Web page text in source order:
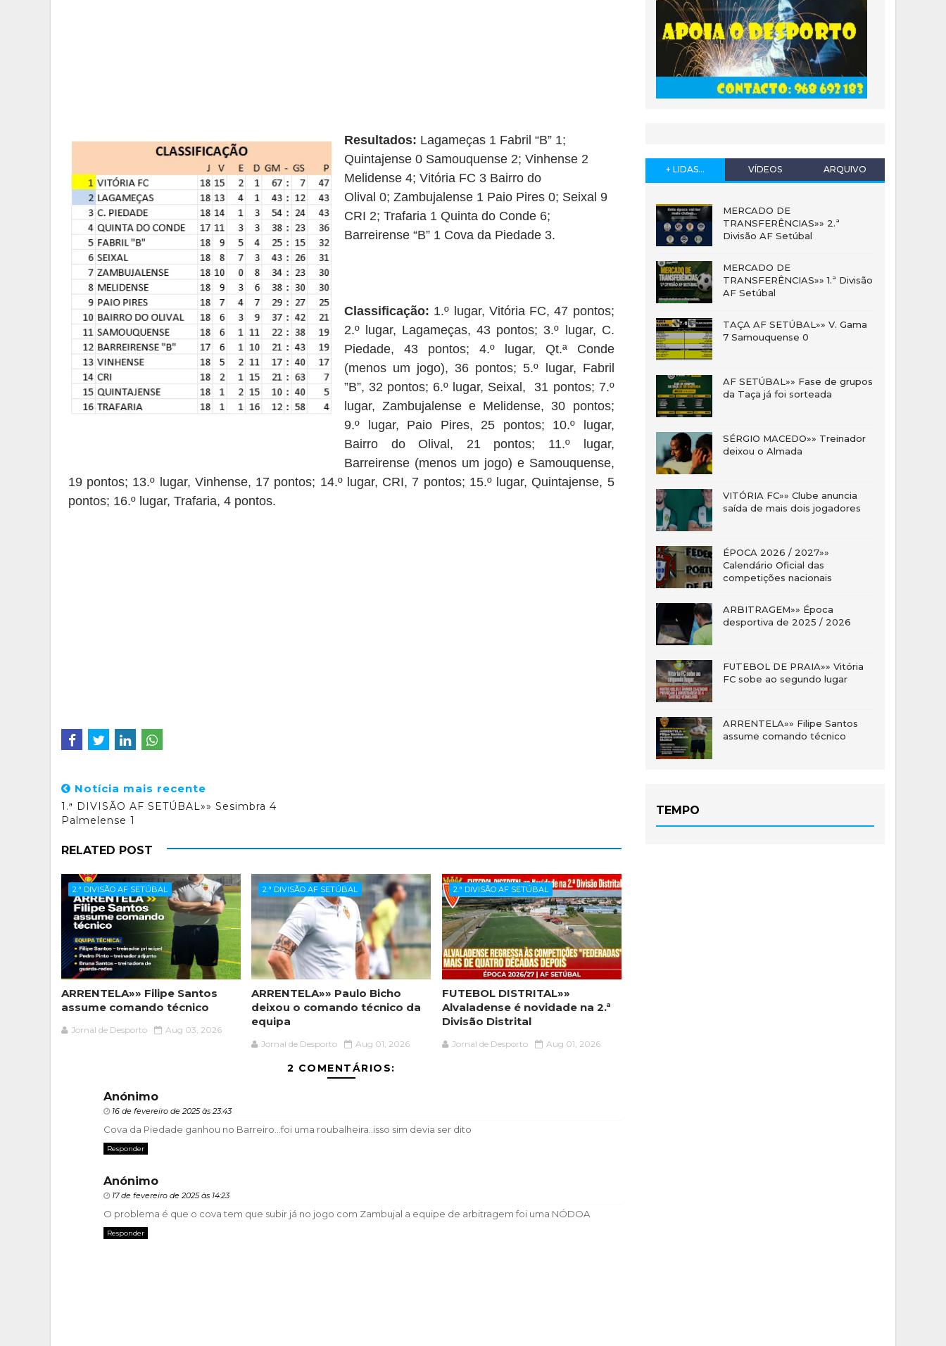
Resultados: Lagameças 1 Fabril “B” 1;
Quintajense 0 Samouquense 2; Vinhense 2
Melidense 4; Vitória FC 3 Bairro do
Olival 0; Zambujalense 1 Paio Pires 0; Seixal 9
CRI 2; Trafaria 1 Quinta do Conde 6;
Barreirense “B” 1 Cova da Piedade 3.
Classificação: 1.º lugar, Vitória FC, 47 pontos;
2.º lugar, Lagameças, 43 pontos; 3.º lugar, C.
Piedade, 43 pontos; 4.º lugar, Qt.ª Conde
(menos um jogo), 36 pontos; 5.º lugar, Fabril
”B”, 32 pontos; 6.º lugar, Seixal, 31 pontos; 7.º
lugar, Zambujalense e Melidense, 30 pontos;
9.º lugar, Paio Pires, 25 pontos; 10.º lugar,
Bairro do Olival, 21 pontos; 11.º lugar,
Barreirense (menos um jogo) e Samouquense,
19 pontos; 13.º lugar, Vinhense, 17 pontos; 14.º lugar, CRI, 7 pontos; 15.º lugar, Quintajense, 5
pontos; 16.º lugar, Trafaria, 4 pontos.
Notícia mais recente
1.ª DIVISÃO AF SETÚBAL»» Sesimbra 4
Palmelense 1
RELATED POST
2.ª DIVISÃO AF SETÚBAL
ARRENTELA»» Filipe Santos
assume comando técnico
Jornal de Desporto Aug 03, 2026
2.ª DIVISÃO AF SETÚBAL
ARRENTELA»» Paulo Bicho
deixou o comando técnico da
equipa
Jornal de Desporto Aug 01, 2026
2.ª DIVISÃO AF SETÚBAL
FUTEBOL DISTRITAL»»
Alvaladense é novidade na 2.ª
Divisão Distrital
Jornal de Desporto Aug 01, 2026
2 COMENTÁRIOS:
Anónimo
16 de fevereiro de 2025 às 23:43
Cova da Piedade ganhou no Barreiro...foi uma roubalheira..isso sim devia ser dito
Responder
Anónimo
17 de fevereiro de 2025 às 14:23
O problema é que o cova tem que subir já no jogo com Zambujal a equipe de arbitragem foi uma NÓDOA
Responder
+ LIDAS... VÍDEOS ARQUIVO
MERCADO DE
TRANSFERÊNCIAS»» 2.ª
Divisão AF Setúbal
MERCADO DE
TRANSFERÊNCIAS»» 1.ª Divisão
AF Setúbal
TAÇA AF SETÚBAL»» V. Gama
7 Samouquense 0
AF SETÚBAL»» Fase de grupos
da Taça já foi sorteada
SÉRGIO MACEDO»» Treinador
deixou o Almada
VITÓRIA FC»» Clube anuncia
saída de mais dois jogadores
ÉPOCA 2026 / 2027»»
Calendário Oficial das
competições nacionais
ARBITRAGEM»» Época
desportiva de 2025 / 2026
FUTEBOL DE PRAIA»» Vitória
FC sobe ao segundo lugar
ARRENTELA»» Filipe Santos
assume comando técnico
TEMPO